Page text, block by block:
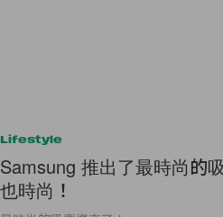
Lifestyle
Samsung 推出了最時尚的
也時尚！